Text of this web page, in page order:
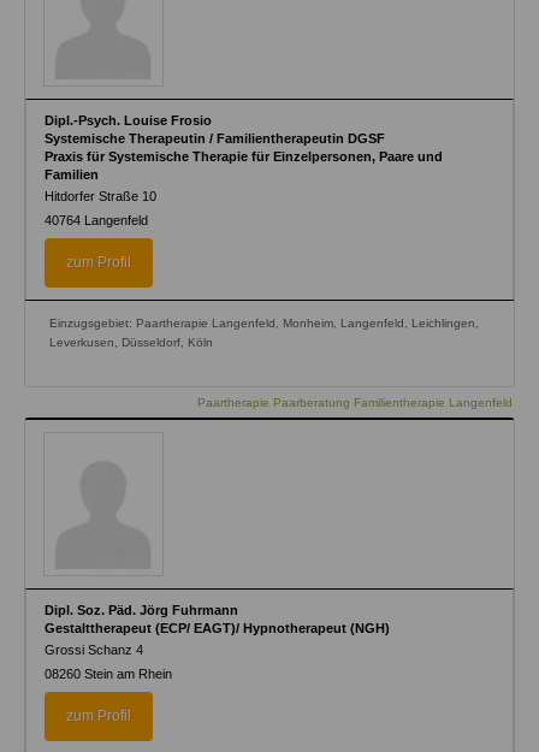
Dipl.-Psych. Louise Frosio
Systemische Therapeutin / Familientherapeutin DGSF
Praxis für Systemische Therapie für Einzelpersonen, Paare und
Familien
Hitdorfer Straße 10
40764 Langenfeld
zum Profil
Einzugsgebiet: Paartherapie Langenfeld, Monheim, Langenfeld, Leichlingen,
Leverkusen, Düsseldorf, Köln
Paartherapie Paarberatung Familientherapie Langenfeld
Dipl. Soz. Päd. Jörg Fuhrmann
Gestalttherapeut (ECP/ EAGT)/ Hypnotherapeut (NGH)
Grossi Schanz 4
08260 Stein am Rhein
zum Profil